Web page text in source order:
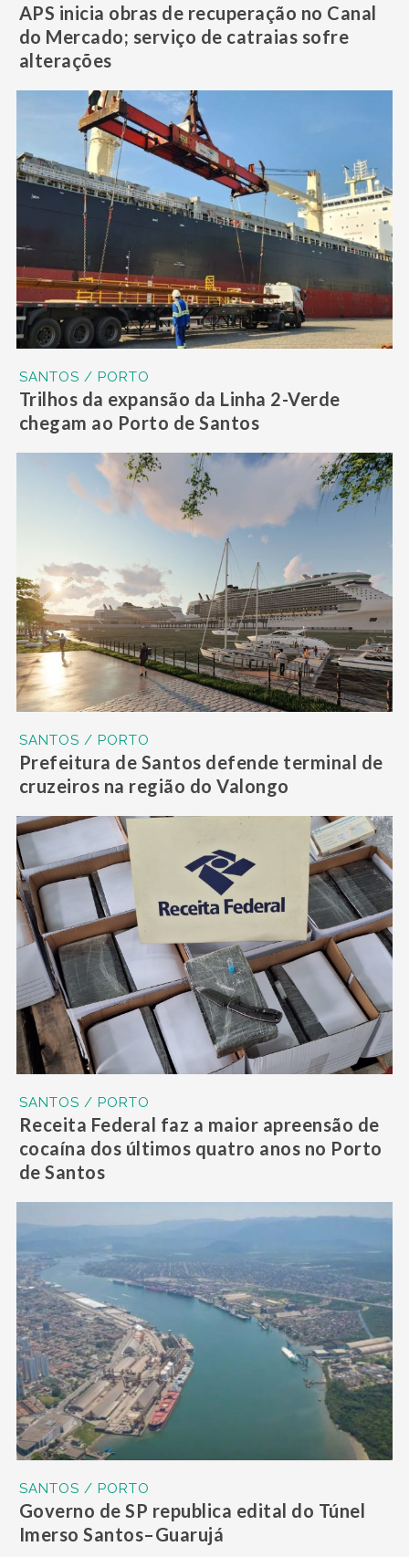
APS inicia obras de recuperação no Canal
do Mercado; serviço de catraias sofre
alterações
SANTOS / PORTO
Trilhos da expansão da Linha 2-Verde
chegam ao Porto de Santos
SANTOS / PORTO
Prefeitura de Santos defende terminal de
cruzeiros na região do Valongo
SANTOS / PORTO
Receita Federal faz a maior apreensão de
cocaína dos últimos quatro anos no Porto
de Santos
SANTOS / PORTO
Governo de SP republica edital do Túnel
Imerso Santos–Guarujá